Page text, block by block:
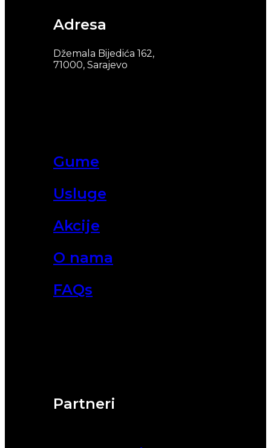
Partneri
Gume
Usluge
Akcije
O nama
FAQs
Adresa
Džemala Bijedića 162,
71000, Sarajevo